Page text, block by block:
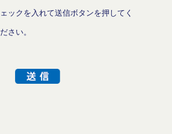
ェックを入れて送信ボタンを押してく
ださい。